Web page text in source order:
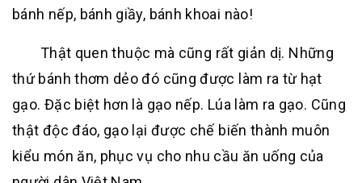
bánh nếp, bánh giầy, bánh khoai nào!
Thật quen thuộc mà cũng rất giản dị. Những
thứ bánh thơm dẻo đó cũng được làm ra từ hạt
gạo. Đặc biệt hơn là gạo nếp. Lúa làm ra gạo. Cũng
thật độc đáo, gạo lại được chế biến thành muôn
kiểu món ăn, phục vụ cho nhu cầu ăn uống của